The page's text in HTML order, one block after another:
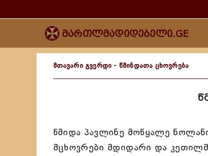
მართლმადიდებელი.GE
მთავარი გვერდი - წმინდათა ცხოვრება
წმიდა პავლინე მოწყალე
მცხოვრები მდიდარი და